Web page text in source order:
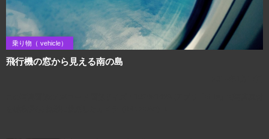
乗り物（ vehicle）
飛行機の窓から見える南の島